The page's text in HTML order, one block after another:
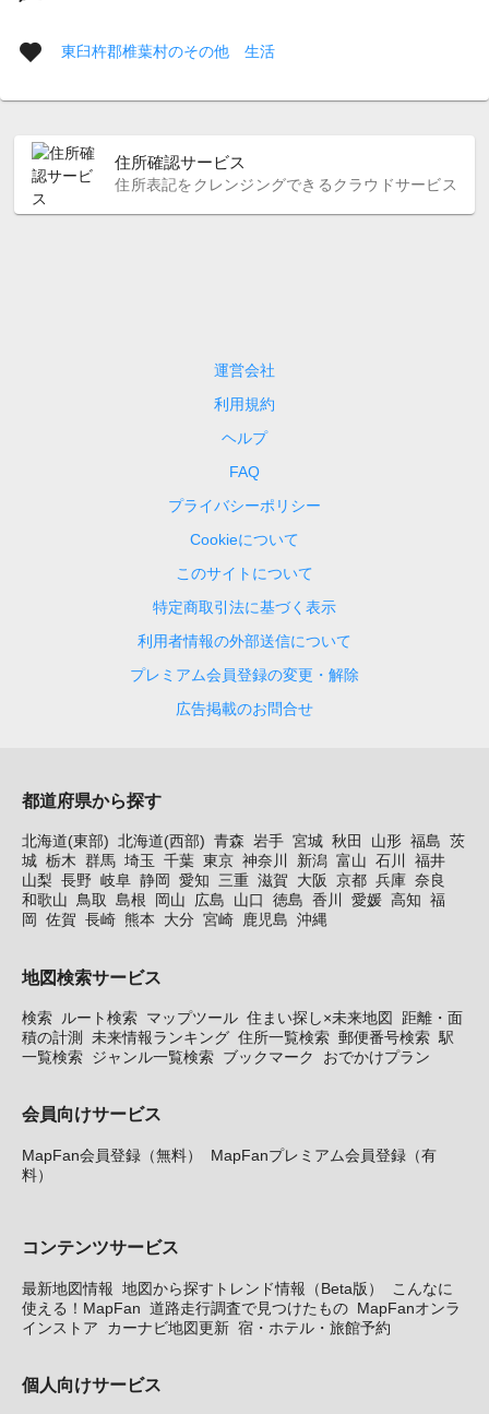
東臼杵郡椎葉村のその他 生活
住所確認サービス
住所表記をクレンジングできるクラウドサービス
運営会社
利用規約
ヘルプ
FAQ
プライバシーポリシー
Cookieについて
このサイトについて
特定商取引法に基づく表示
利用者情報の外部送信について
プレミアム会員登録の変更・解除
広告掲載のお問合せ
都道府県から探す
北海道(東部) 北海道(西部) 青森 岩手 宮城 秋田 山形 福島 茨
城 栃木 群馬 埼玉 千葉 東京 神奈川 新潟 富山 石川
福井
山梨 長野 岐阜 静岡 愛知 三重 滋賀 大阪 京都 兵庫 奈良
和歌山 鳥取 島根 岡山 広島 山口 徳島 香川 愛媛 高知 福
岡
佐賀 長崎 熊本 大分 宮崎 鹿児島 沖縄
地図検索サービス
検索 ルート検索 マップツール 住まい探し×未来地図
距離・面
積の計測
未来情報ランキング 住所一覧検索 郵便番号検索 駅
一覧検索 ジャンル一覧検索 ブックマーク おでかけプラン
会員向けサービス
MapFan会員登録（無料）
MapFanプレミアム会員登録（有
料）
コンテンツサービス
最新地図情報 地図から探すトレンド情報（Beta版）
こんなに
使える！MapFan 道路走行調査で見つけたもの MapFanオンラ
インストア
カーナビ地図更新 宿・ホテル・旅館予約
個人向けサービス